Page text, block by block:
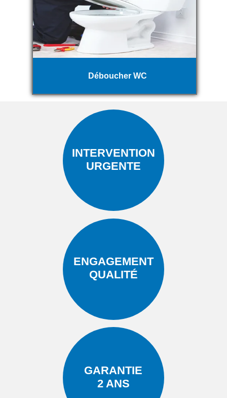
Déboucher WC
INTERVENTION
URGENTE
ENGAGEMENT
QUALITÉ
GARANTIE
2 ANS